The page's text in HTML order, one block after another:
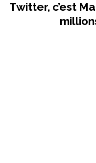
Twitter, c’est